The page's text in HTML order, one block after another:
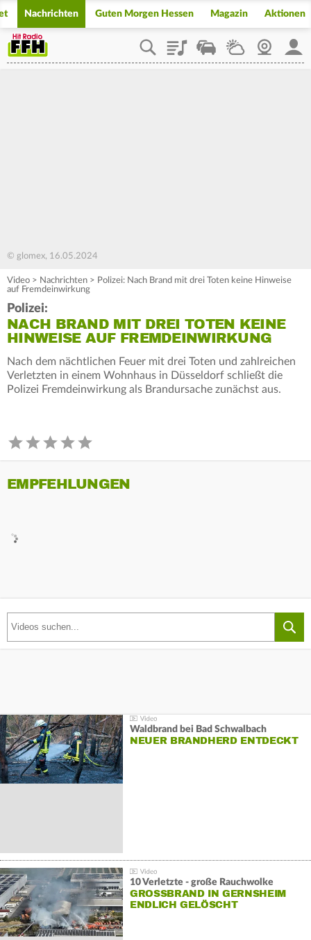
Nachrichten Guten Morgen Hessen Magazin Aktionen
PlaylistStaupilotWetterWebcam
© glomex, 16.05.2024
Video > Nachrichten > Polizei: Nach Brand mit drei Toten keine Hinweise
auf Fremdeinwirkung
Polizei:
NACH BRAND MIT DREI TOTEN KEINE
HINWEISE AUF FREMDEINWIRKUNG
Nach dem nächtlichen Feuer mit drei Toten und zahlreichen
Verletzten in einem Wohnhaus in Düsseldorf schließt die
Polizei Fremdeinwirkung als Brandursache zunächst aus.
EMPFEHLUNGEN
Waldbrand bei Bad Schwalbach
NEUER BRANDHERD ENTDECKT
10 Verletzte - große Rauchwolke
GROSSBRAND IN GERNSHEIM E
NDLICH GELÖSCHT